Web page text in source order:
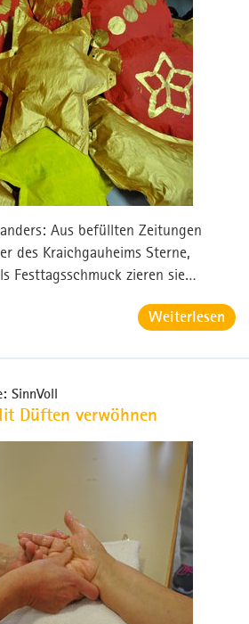
Aus befüllten Zeitungen
des Kraichgauheims Sterne,
Festtagsschmuck zieren sie…
Weiterlesen
SinnVoll
Düften verwöhnen